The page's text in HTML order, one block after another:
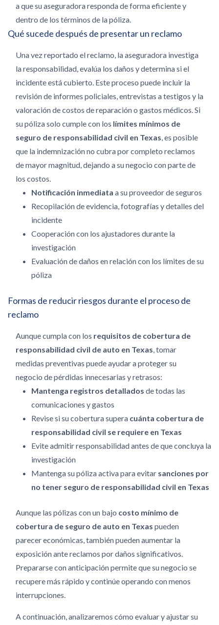
a que su aseguradora responda de forma eficiente y
dentro de los términos de la póliza.
Qué sucede después de presentar un reclamo
Una vez reportado el reclamo, la aseguradora investiga
la responsabilidad, evalúa los daños y determina si el
incidente está cubierto. Este proceso puede incluir la
revisión de informes policiales, entrevistas a testigos y la
valoración de costos de reparación o gastos médicos. Si
su póliza solo cumple con los límites mínimos de
seguro de responsabilidad civil en Texas, es posible
que la indemnización no cubra por completo reclamos
de mayor magnitud, dejando a su negocio con parte de
los costos.
Notificación inmediata a su proveedor de seguros
Recopilación de evidencia, fotografías y detalles del
incidente
Cooperación con los ajustadores durante la
investigación
Evaluación de daños en relación con los límites de su
póliza
Formas de reducir riesgos durante el proceso de
reclamo
Aunque cumpla con los requisitos de cobertura de
responsabilidad civil de auto en Texas, tomar
medidas preventivas puede ayudar a proteger su
negocio de pérdidas innecesarias y retrasos:
Mantenga registros detallados de todas las
comunicaciones y gastos
Revise si su cobertura supera cuánta cobertura de
responsabilidad civil se requiere en Texas
Evite admitir responsabilidad antes de que concluya la
investigación
Mantenga su póliza activa para evitar sanciones por
no tener seguro de responsabilidad civil en Texas
Aunque las pólizas con un bajo costo mínimo de
cobertura de seguro de auto en Texas pueden
parecer económicas, también pueden aumentar la
exposición ante reclamos por daños significativos.
Prepararse con anticipación permite que su negocio se
recupere más rápido y continúe operando con menos
interrupciones.
A continuación, analizaremos cómo evaluar y ajustar su